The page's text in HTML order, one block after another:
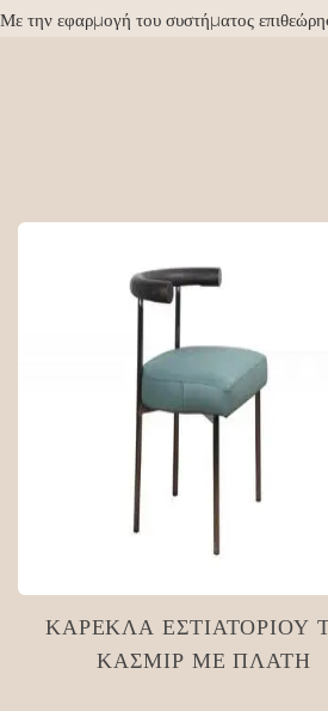
Με την εφαρμογή του συστήματος
ΚΑΡΈΚΛΑ ΕΣΤΙΑΤΟΡΊΟΥ
ΚΑΣΜΊΡ ΜΕ ΠΛΆΤΗ